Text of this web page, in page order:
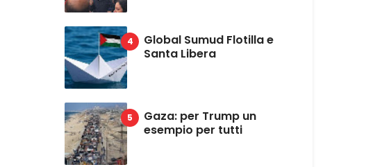
Global Sumud Flotilla e
Santa Libera
Gaza: per Trump un
esempio per tutti